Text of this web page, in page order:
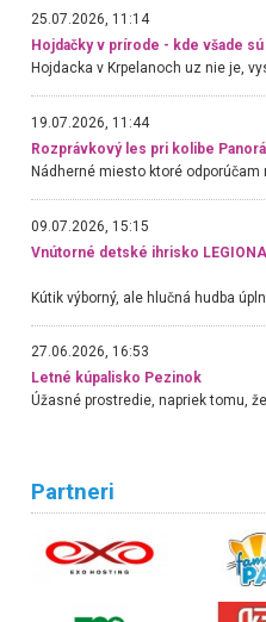
25.07.2026, 11:14
Hojdačky v prírode - kde všade
19.07.2026, 11:44
Rozprávkový les pri kolibe
09.07.2026, 15:15
Vnútorné detské ihrisko
27.06.2026, 16:53
Letné kúpalisko Pezinok
Partneri